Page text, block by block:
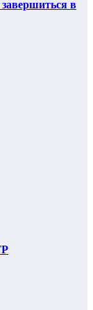
в